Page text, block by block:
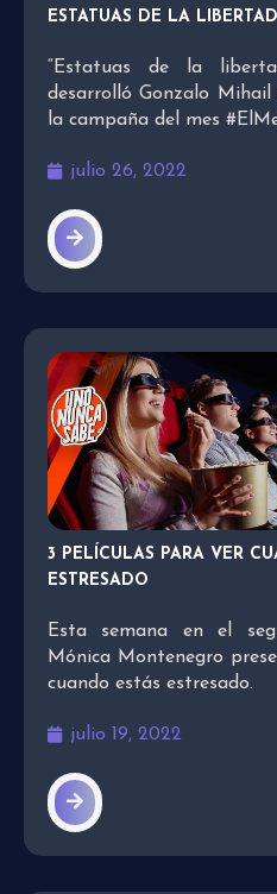
ESTATUAS DE LA LIBERTAD
“Estatuas de la
desarrolló Gonzalo
la campaña del mes
julio 26, 2022
3 PELÍCULAS PARA VER
ESTRESADO
Esta semana en el
Mónica Montenegro
cuando estás estresado.
julio 19, 2022